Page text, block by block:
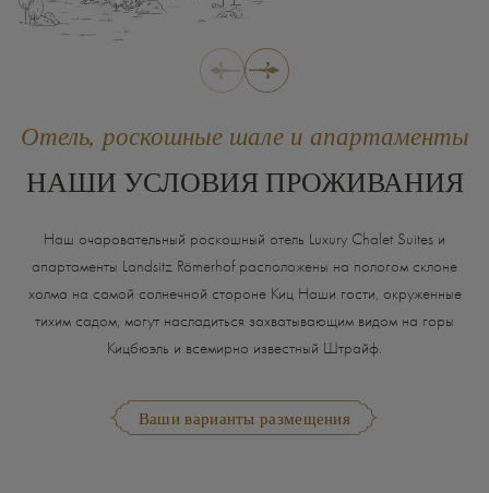
Отель, роскошные шале и апартаменты
НАШИ УСЛОВИЯ ПРОЖИВАНИЯ
Наш очаровательный роскошный отель Luxury Chalet Suites и
апартаменты Landsitz Römerhof расположены на пологом склоне
холма на самой солнечной стороне Киц Наши гости, окруженные
тихим садом, могут насладиться захватывающим видом на горы
Кицбюэль и всемирно известный Штрайф.
Ваши варианты размещения